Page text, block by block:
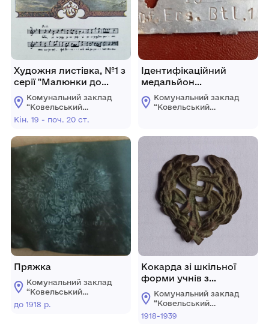
Художня листівка, №1 з
серії "Малюнки до
українських народних
пісень"
Комунальний заклад
“Ковельський
історичний музей”
Кін. 19 - поч. 20 ст.
Пряжка
Комунальний заклад
“Ковельський
історичний музей”
до 1918 р.
Ідентифікаційний
медальйон
військовослужбовця
Вермахту
Комунальний заклад
“Ковельський
Кокарда зі шкільної
форми учнів з
абревіатурою "SP"
Комунальний заклад
“Ковельський
історичний музей”
1918-1939